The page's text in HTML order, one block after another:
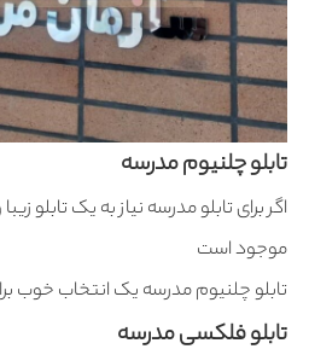
تابلو چلنیوم مدرسه
اگر برای تابلو مدرسه نیاز به یک
موجود است
تابلو چلنیوم مدرسه یک انتخاب خوب
تابلو فلکسی مدرسه